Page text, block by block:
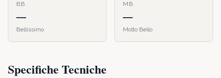
BB
—
Bellissimo
MB
—
Molto Bello
Specifiche Tecniche